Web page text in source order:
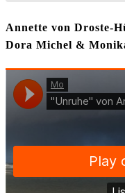
Annette von Droste-
Dora Michel &